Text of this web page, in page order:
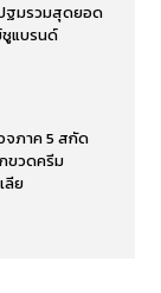
ฐมรวมสุดยอด
แบรนด์
จภาค 5 สกัด
ขวดครีม
ลีย